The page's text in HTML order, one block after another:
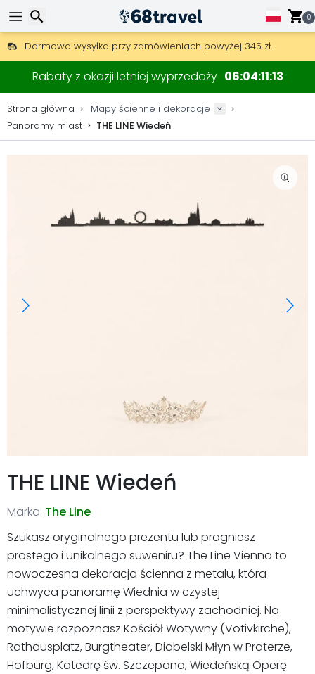
0
Darmowa wysyłka przy zamówieniach powyżej 345 zł.
30 dni na zwrot, 90 dni na drewniane mapy i dekoracje.
Oryginalny producent map i dekoracji.
Rabaty z okazji letniej wyprzedaży 06041112
Strona główna
Mapy ścienne i dekoracje
Panoramy miast
THE LINE Wiedeń
THE LINE Wiedeń
Marka: The Line
Szukasz oryginalnego prezentu lub pragniesz
prostego i unikalnego suweniru? The Line Vienna to
nowoczesna dekoracja ścienna z metalu, która
uchwyca panoramę Wiednia w czystej
minimalistycznej linii z perspektywy zachodniej. Na
motywie rozpoznasz Kościół Wotywny (Votivkirche),
Rathausplatz, Burgtheater, Diabelski Młyn w Praterze,
Hofburg, Katedrę św. Szczepana, Wiedeńską Operę
Wyszukaj